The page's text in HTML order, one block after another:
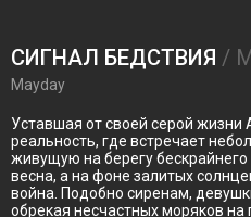
СИГНАЛ БЕДСТВИЯ /
Mayday
Уставшая от своей серой жизни
реальность, где встречает
живущую на берегу
весна, а на фоне залитых
война. Подобно сиренам,
обрекая несчастных моряков на